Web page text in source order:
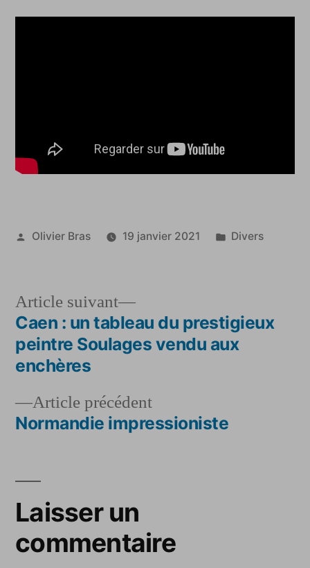
Publié
Olivier Bras 19 janvier 2021
Publié
Divers
Navigation
de
l’article
Article précédentArticle
précédent :
Normandie impressioniste
Article suivant
Article
suivant :
Caen : un tableau du prestigieux
peintre Soulages vendu aux
enchères
Laisser un
commentaire